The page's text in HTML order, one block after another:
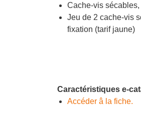
Cache-vis
Jeu de 2 cache-vis
fixation (tarif jaune)
Caractéristiques e-
Accéder â la fiche.